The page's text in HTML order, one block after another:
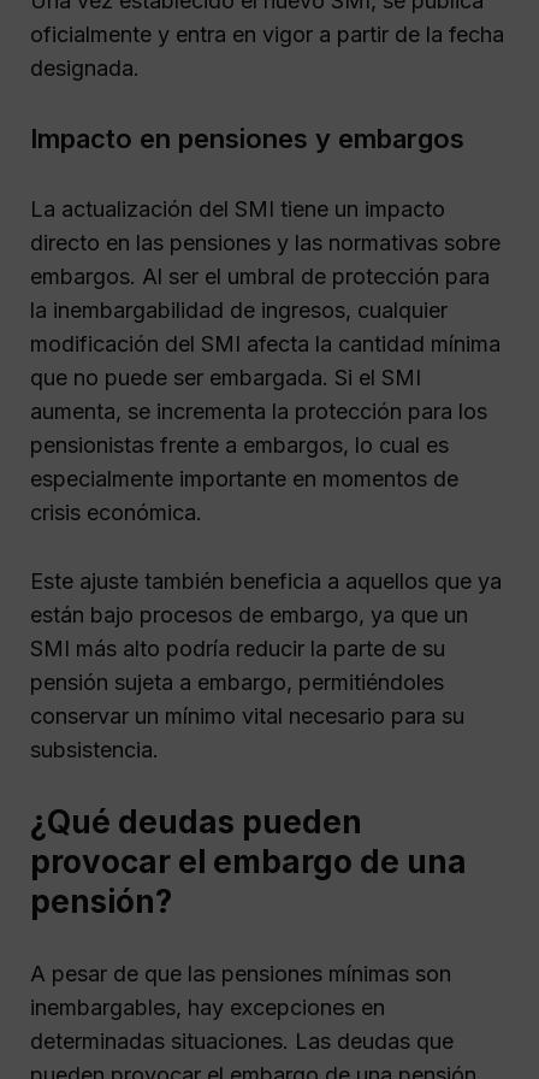
oficialmente y entra en vigor a partir de la fecha
designada.
Impacto en pensiones y embargos
La actualización del SMI tiene un impacto
directo en las pensiones y las normativas sobre
embargos. Al ser el umbral de protección para
la inembargabilidad de ingresos, cualquier
modificación del SMI afecta la cantidad mínima
que no puede ser embargada. Si el SMI
aumenta, se incrementa la protección para los
pensionistas frente a embargos, lo cual es
especialmente importante en momentos de
crisis económica.
Este ajuste también beneficia a aquellos que ya
están bajo procesos de embargo, ya que un
SMI más alto podría reducir la parte de su
pensión sujeta a embargo, permitiéndoles
conservar un mínimo vital necesario para su
subsistencia.
¿Qué deudas pueden
provocar el embargo de una
pensión?
A pesar de que las pensiones mínimas son
inembargables, hay excepciones en
determinadas situaciones. Las deudas que